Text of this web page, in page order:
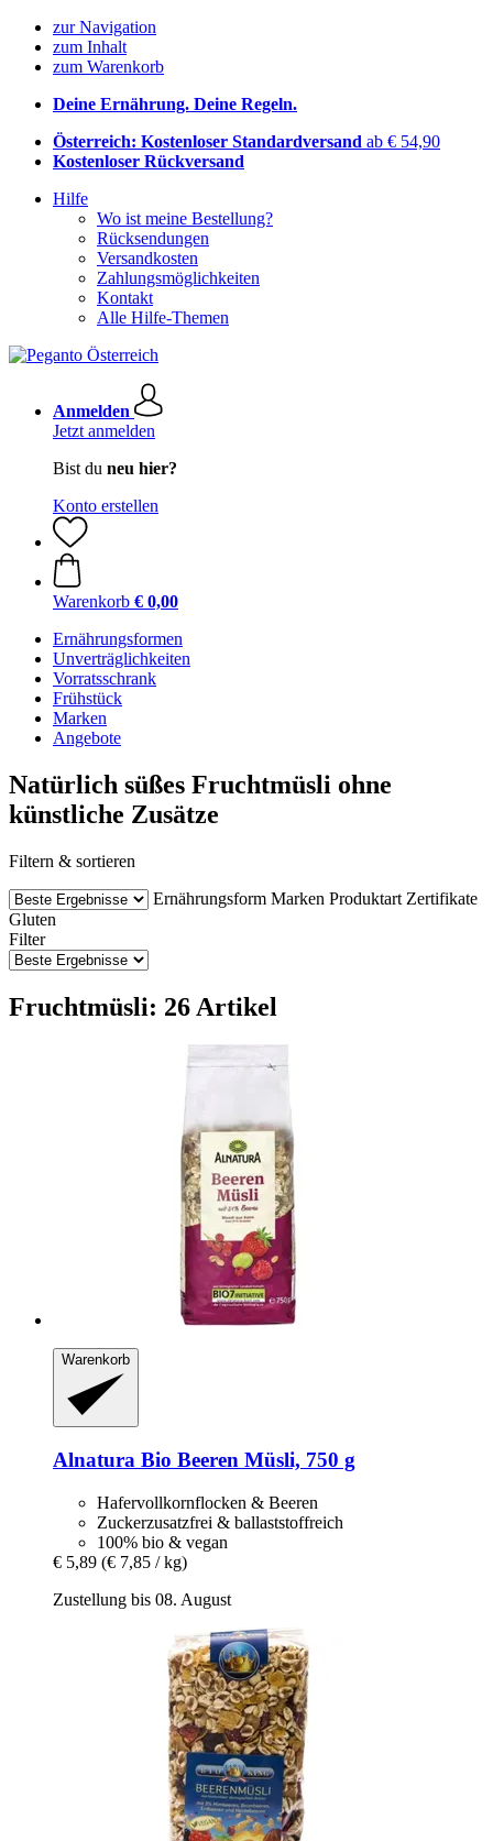
zur Navigation
zum Inhalt
zum Warenkorb
Deine Ernährung. Deine Regeln.
Österreich: Kostenloser Standardversand ab € 54,90
Kostenloser Rückversand
Hilfe
Wo ist meine Bestellung?
Rücksendungen
Versandkosten
Zahlungsmöglichkeiten
Kontakt
Alle Hilfe-Themen
Anmelden
Jetzt anmelden
Bist du neu hier?
Konto erstellen
Warenkorb € 0,00
Ernährungsformen
Unverträglichkeiten
Vorratsschrank
Frühstück
Marken
Angebote
Natürlich süßes Fruchtmüsli ohne
künstliche Zusätze
Filtern & sortieren
Ernährungsform Marken Produktart Zertifikate
Gluten
Filter
Fruchtmüsli: 26 Artikel
Warenkorb
Alnatura Bio Beeren Müsli, 750 g
Hafervollkornflocken & Beeren
Zuckerzusatzfrei & ballaststoffreich
100% bio & vegan
€ 5,89 (€ 7,85 / kg)
Zustellung bis 08. August